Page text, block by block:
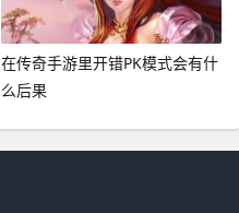
在传奇手游里开错PK模式会有什
么后果